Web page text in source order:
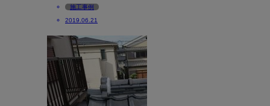
施工事例
2019.06.21